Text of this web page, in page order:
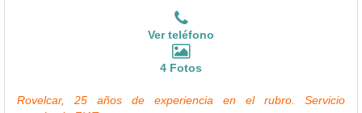
Ver teléfono
4 Fotos
Rovelcar, 25 años de experiencia en el rubro. Servicio